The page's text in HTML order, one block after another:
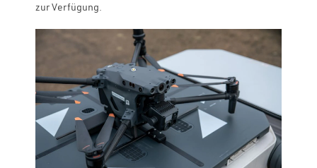
zur Verfügung.